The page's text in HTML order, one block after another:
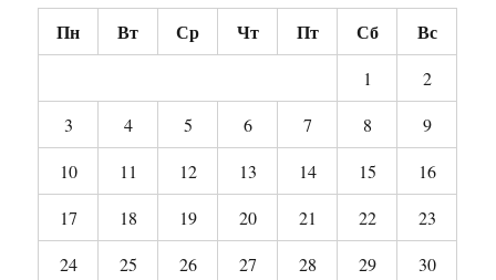
Пн Вт Ср Чт Пт Сб Вс
1
2
3
4 5 6 7 8
9
10
11 12 13 14 15
16
17
18 19 20 21 22
23
24
25 26 27 28 29
30